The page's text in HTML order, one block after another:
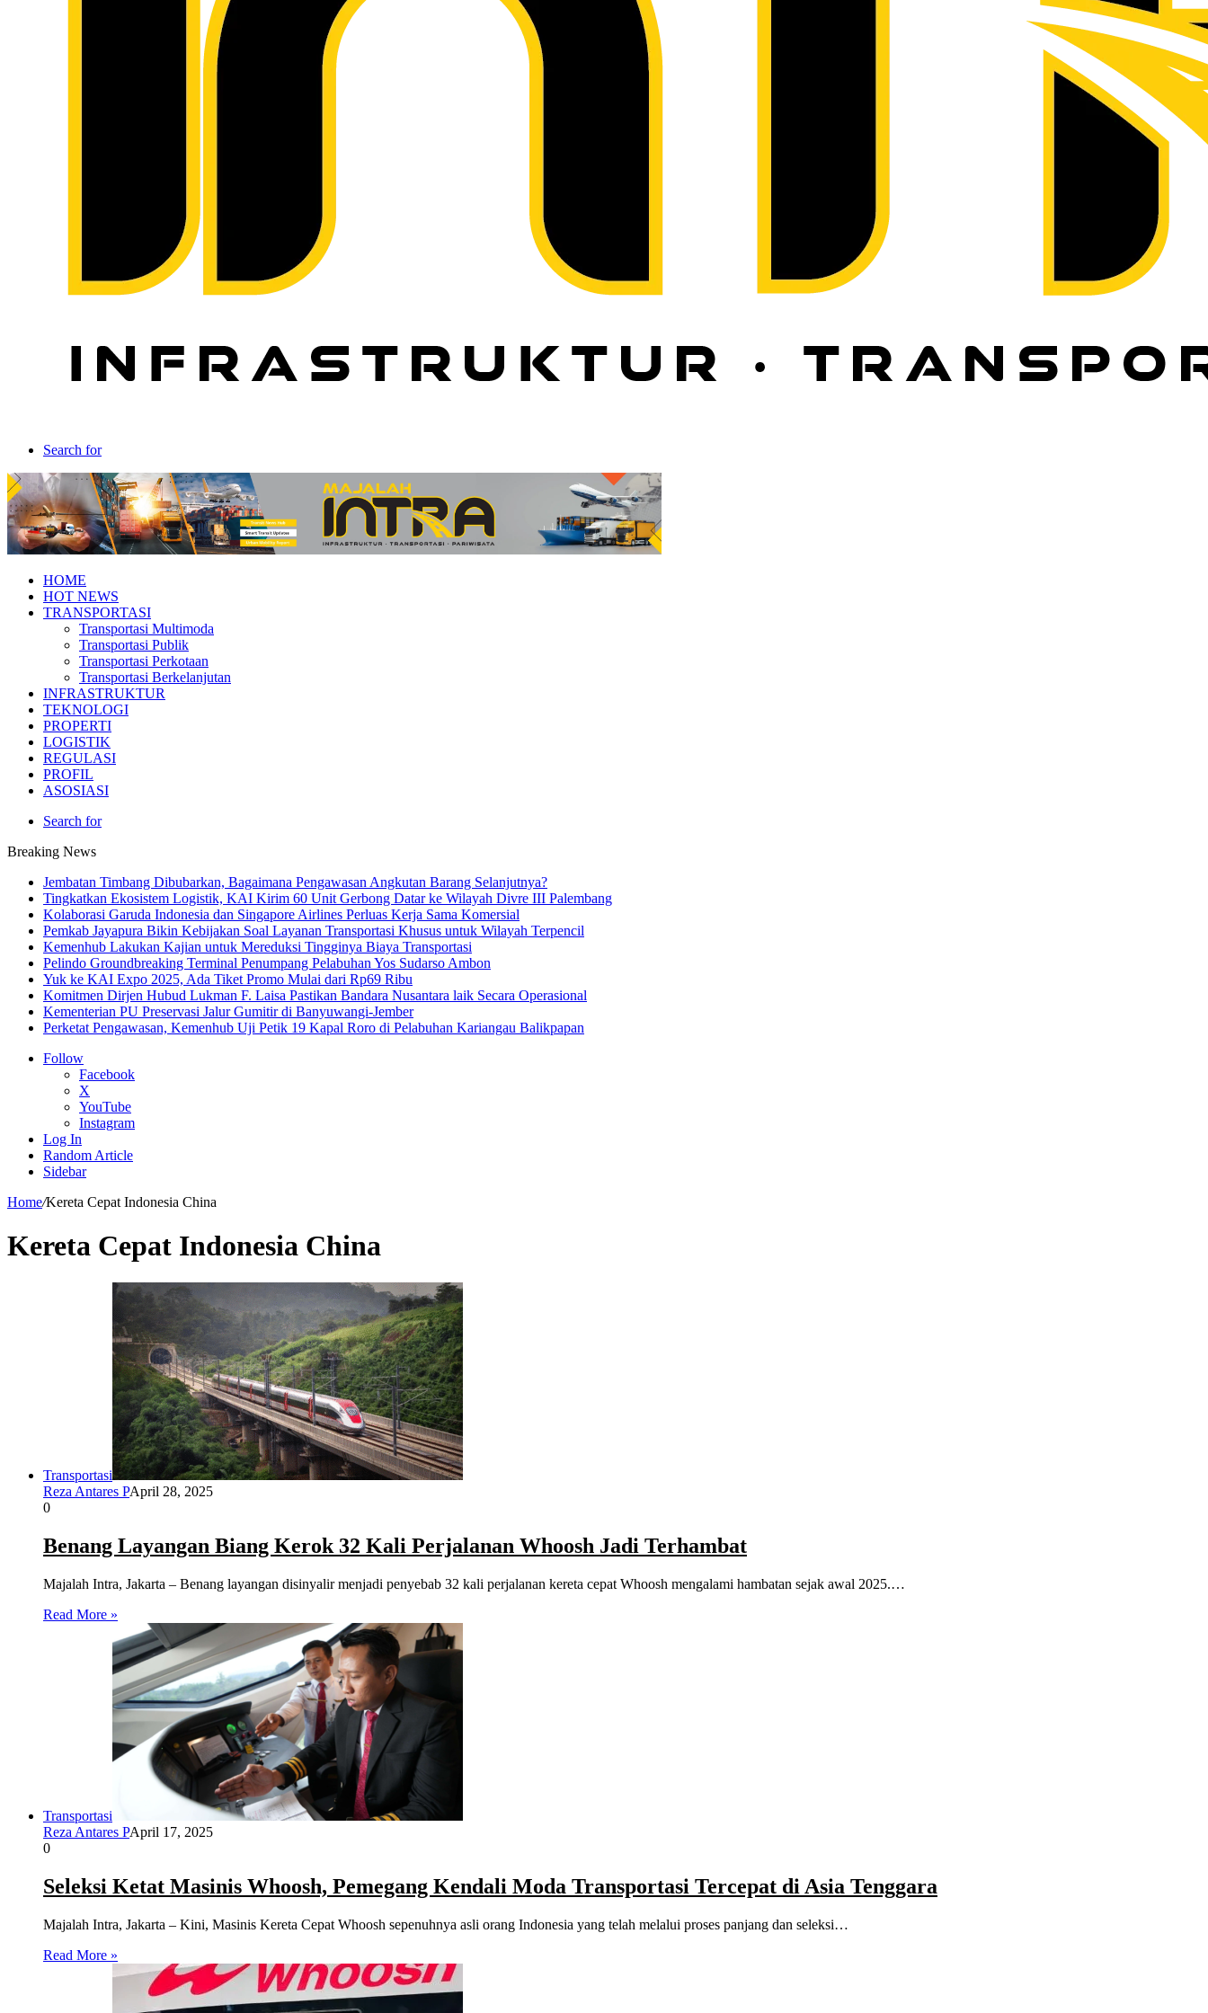
Search for
HOME
HOT NEWS
TRANSPORTASI
Transportasi Multimoda
Transportasi Publik
Transportasi Perkotaan
Transportasi Berkelanjutan
INFRASTRUKTUR
TEKNOLOGI
PROPERTI
LOGISTIK
REGULASI
PROFIL
ASOSIASI
Search for
Breaking News
Jembatan Timbang Dibubarkan, Bagaimana Pengawasan Angkutan Barang Selanjutnya?
Tingkatkan Ekosistem Logistik, KAI Kirim 60 Unit Gerbong Datar ke Wilayah Divre III Palembang
Kolaborasi Garuda Indonesia dan Singapore Airlines Perluas Kerja Sama Komersial
Pemkab Jayapura Bikin Kebijakan Soal Layanan Transportasi Khusus untuk Wilayah Terpencil
Kemenhub Lakukan Kajian untuk Mereduksi Tingginya Biaya Transportasi
Pelindo Groundbreaking Terminal Penumpang Pelabuhan Yos Sudarso Ambon
Yuk ke KAI Expo 2025, Ada Tiket Promo Mulai dari Rp69 Ribu
Komitmen Dirjen Hubud Lukman F. Laisa Pastikan Bandara Nusantara laik Secara Operasional
Kementerian PU Preservasi Jalur Gumitir di Banyuwangi-Jember
Perketat Pengawasan, Kemenhub Uji Petik 19 Kapal Roro di Pelabuhan Kariangau Balikpapan
Follow
Facebook
X
YouTube
Instagram
Log In
Random Article
Sidebar
Home/Kereta Cepat Indonesia China
Kereta Cepat Indonesia China
Transportasi
Reza Antares PApril 28, 2025
0
Benang Layangan Biang Kerok 32 Kali Perjalanan Whoosh Jadi Terhambat
Majalah Intra, Jakarta – Benang layangan disinyalir menjadi penyebab 32 kali perjalanan kereta cepat Whoosh mengalami hambatan sejak awal 2025.…
Read More »
Transportasi
Reza Antares PApril 17, 2025
0
Seleksi Ketat Masinis Whoosh, Pemegang Kendali Moda Transportasi Tercepat di Asia Tenggara
Majalah Intra, Jakarta – Kini, Masinis Kereta Cepat Whoosh sepenuhnya asli orang Indonesia yang telah melalui proses panjang dan seleksi…
Read More »